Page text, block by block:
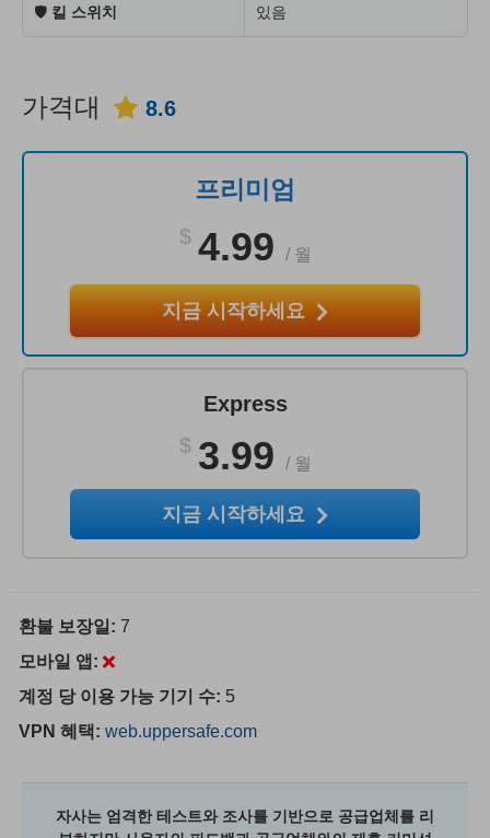
🛡 킬 스위치 있음
가격대 8.6
프리미엄
$ 4.99 / 월
지금 시작하세요
Express
$ 3.99 / 월
지금 시작하세요
환불 보장일: 7
모바일 앱:
계정 당 이용 가능 기기 수: 5
VPN 혜택: web.uppersafe.com
자사는 엄격한 테스트와 조사를 기반으로 공급업체를 리